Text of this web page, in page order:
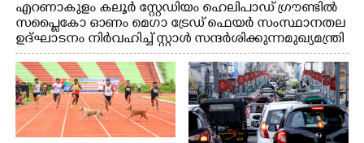
എറണാകുളം കലൂർ സ്റ്റേഡിയം ഹെലിപാഡ് ഗ്രൗണ്ടിൽ
സപ്ളൈകോ ഓണം മെഗാ ട്രേഡ് ഫെയർ സംസ്ഥാനതല
ഉദ്ഘാടനം നിർവഹിച്ച് സ്റ്റാൾ സന്ദർശിക്കുന്ന മുഖ്യമന്ത്രി
വി.ഡി. സതീശൻ. മന്ത്രി അനൂപ് ജേക്കബ് സമീപം